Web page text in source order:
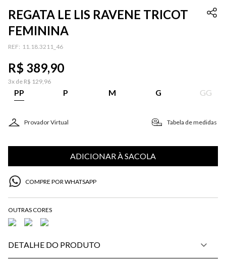
REGATA LE LIS RAVENE TRICOT
FEMININA
: 11.18.3211_46
R$ 389,90
3x de R$ 129,96
PP P M G GG
Provador Virtual Tabela de medidas
ADICIONAR À SACOLA
COMPRE POR WHATSAPP
DETALHE DO PRODUTO